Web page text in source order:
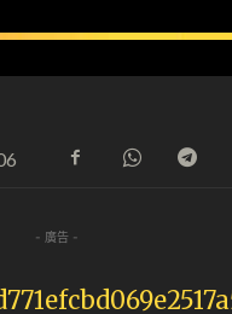
- 廣告 -